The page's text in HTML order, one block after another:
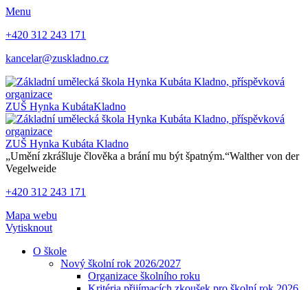
Menu
+420 312 243 171
kancelar@zuskladno.cz
ZUŠ Hynka KubátaKladno
ZUŠ Hynka Kubáta Kladno
„Umění zkrášluje člověka a brání mu být špatným.“Walther von der
Vegelweide
+420 312 243 171
Mapa webu
Vytisknout
O škole
Nový školní rok 2026/2027
Organizace školního roku